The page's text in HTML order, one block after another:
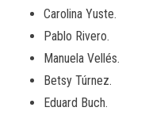
Carolina Yuste.
Pablo Rivero.
Manuela Vellés.
Betsy Túrnez.
Eduard Buch.